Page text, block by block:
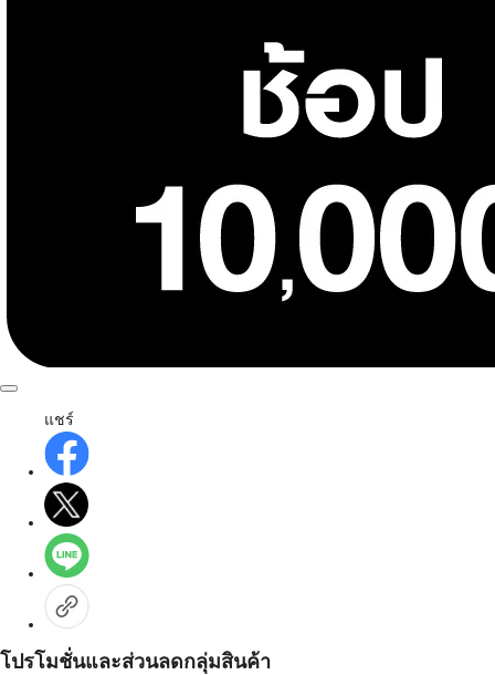
แชร์
โปรโมชั่นและส่วนลดกลุ่มสินค้า